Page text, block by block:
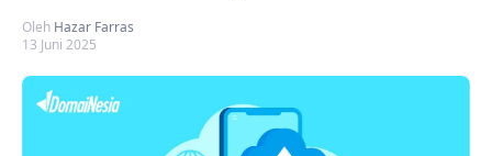
Oleh Hazar Farras
13 Juni 2025